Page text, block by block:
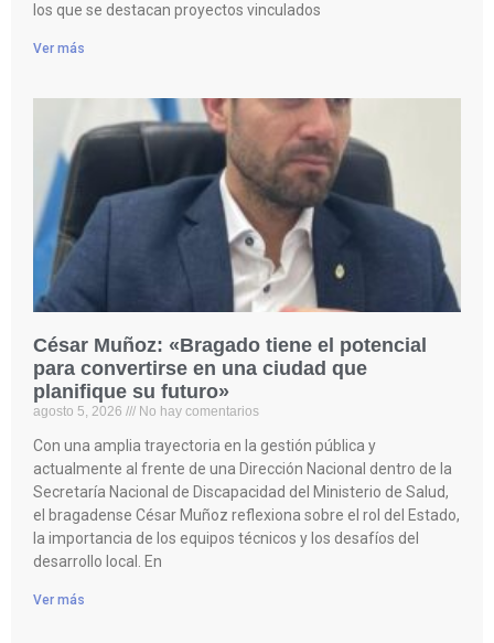
los que se destacan proyectos vinculados
Ver más
César Muñoz: «Bragado tiene el potencial
para convertirse en una ciudad que
planifique su futuro»
agosto 5, 2026 No hay comentarios
Con una amplia trayectoria en la gestión pública y
actualmente al frente de una Dirección Nacional dentro de la
Secretaría Nacional de Discapacidad del Ministerio de Salud,
el bragadense César Muñoz reflexiona sobre el rol del Estado,
la importancia de los equipos técnicos y los desafíos del
desarrollo local. En
Ver más